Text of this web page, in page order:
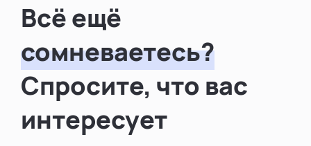
Всё ещё
сомневаетесь?
Спросите, что вас
интересует